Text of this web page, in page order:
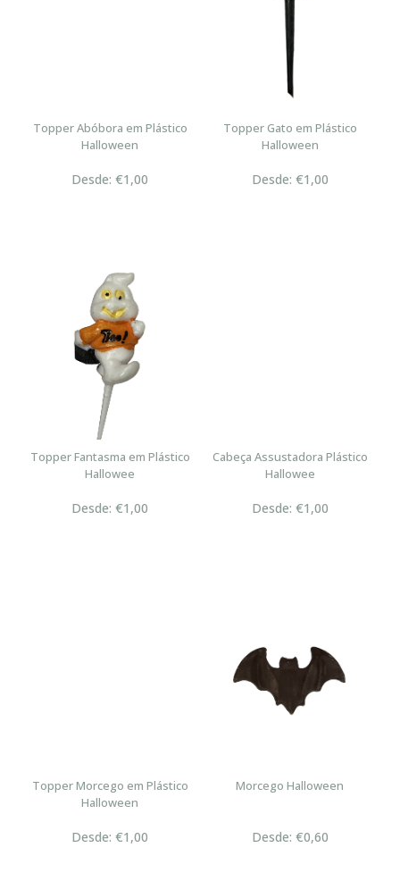
Topper Abóbora em Plástico
Halloween
Desde: €1,00
Topper Gato em Plástico
Halloween
Desde: €1,00
Topper Fantasma em Plástico
Hallowee
Desde: €1,00
Cabeça Assustadora Plástico
Hallowee
Desde: €1,00
Topper Morcego em Plástico
Halloween
Desde: €1,00
Morcego Halloween
Desde: €0,60